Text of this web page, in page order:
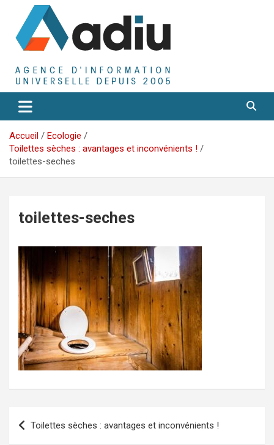
contenu
Adiu
Agence D'Informations Universelle
Accueil
Ecologie
Toilettes sèches : avantages et inconvénients !
toilettes-seches
toilettes-seches
Navigation
de
Toilettes sèches : avantages et inconvénients !